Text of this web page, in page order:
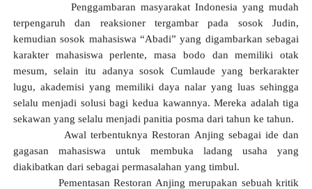
Penggambaran masyarakat Indonesia yang mudah
terpengaruh dan reaksioner tergambar pada sosok Judin,
kemudian sosok mahasiswa “Abadi” yang digambarkan sebagai
karakter mahasiswa perlente, masa bodo dan memiliki otak
mesum, selain itu adanya sosok Cumlaude yang berkarakter
lugu, akademisi yang memiliki daya nalar yang luas sehingga
selalu menjadi solusi bagi kedua kawannya. Mereka adalah tiga
sekawan yang selalu menjadi panitia posma dari tahun ke tahun.
Awal terbentuknya Restoran Anjing sebagai ide dan
gagasan mahasiswa untuk membuka ladang usaha yang
diakibatkan dari sebagai permasalahan yang timbul.
Pementasan Restoran Anjing merupakan sebuah kritik